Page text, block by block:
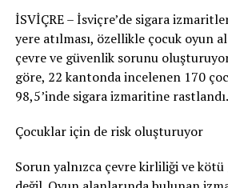
aldığı sonucuna vardı. Bu nedenle
Nötigung (zorlama)suçundan
96 gün soruşturma
para cezasıverdi. Bu ceza şartlı
Ancak adam soruşturma sırasında
İSVİÇRE – İsviçre’de sigara
yere atılması, özellikle çocuk oyun
çevre ve güvenlik sorunu
göre, 22 kantonda incelenen 170
98,5’inde sigara izmaritine rastlandı.
Çocuklar için de risk oluşturuyor
Sorun yalnızca çevre kirliliği ve